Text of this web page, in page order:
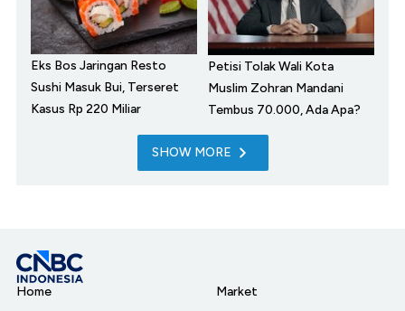
Eks Bos Jaringan Resto
Sushi Masuk Bui, Terseret
Kasus Rp 220 Miliar
Petisi Tolak Wali Kota
Muslim Zohran Mandani
Tembus 70.000, Ada Apa?
SHOW MORE
Home
Market